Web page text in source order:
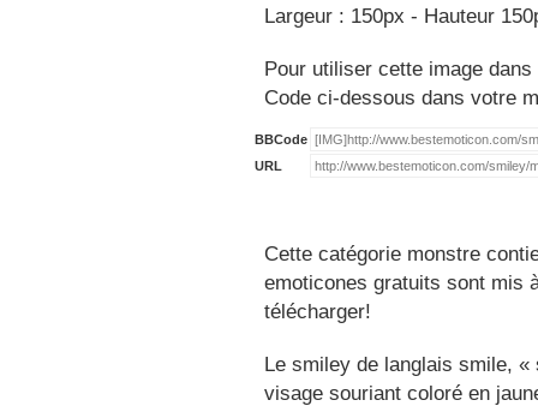
Largeur : 150px - Hauteur
Pour utiliser cette image
Code ci-dessous dans votre
BBCode
URL
Cette catégorie monstre
emoticones gratuits sont mis
télécharger!
Le smiley de langlais smile,
visage souriant coloré en